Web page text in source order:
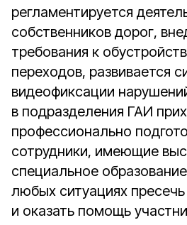
регламентируется
собственников дорог,
требования к
переходов, развивается
видеофиксации
в подразделения ГАИ
профессионально
сотрудники, имеющие
специальное
любых ситуациях
и оказать помощь